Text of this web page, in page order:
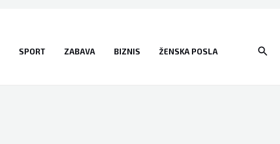
SPORT ZABAVA BIZNIS ŽENSKA POSLA